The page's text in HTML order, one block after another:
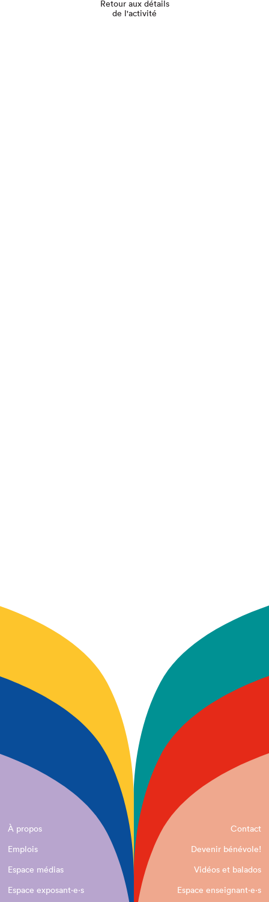
Retour aux détails
de l'activité
À propos
Contact
Emplois
Devenir bénévole!
Espace médias
Vidéos et balados
Espace exposant·e⋅s
Espace enseignant·e⋅s